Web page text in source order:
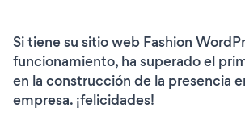
Si tiene su sitio web Fashion
funcionamiento, ha superado el
en la construcción de la presencia
empresa. ¡felicidades!